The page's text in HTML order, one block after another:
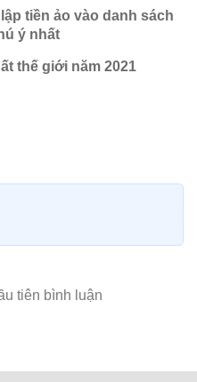
tiền ảo vào danh sách
ý nhất
thế giới năm 2021